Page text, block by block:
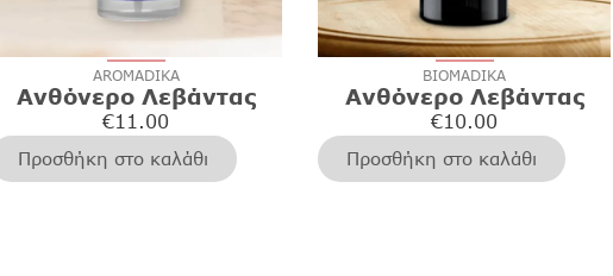
AROMADIKA
Ανθόνερο Λεβάντας
€11.00
Προσθήκη στο καλάθι
BIOMADIKA
Ανθόνερο Λεβάντας
€10.00
Προσθήκη στο καλάθι